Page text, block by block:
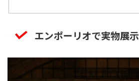
エンポーリオで実物展示